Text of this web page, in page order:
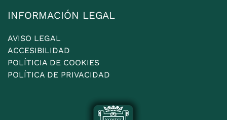
INFORMACIÓN LEGAL
AVISO LEGAL
ACCESIBILIDAD
POLÍTICIA DE COOKIES
POLÍTICA DE PRIVACIDAD